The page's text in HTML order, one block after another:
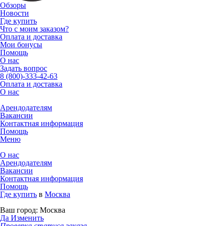
Обзоры
Новости
Где купить
Что с моим заказом?
Оплата и доставка
Мои бонусы
Помощь
О нас
Задать вопрос
8 (800)-333-42-63
Оплата и доставка
О нас
Арендодателям
Вакансии
Контактная информация
Помощь
Меню
О нас
Арендодателям
Вакансии
Контактная информация
Помощь
Где купить в Москва
Ваш город: Москва
Да Изменить